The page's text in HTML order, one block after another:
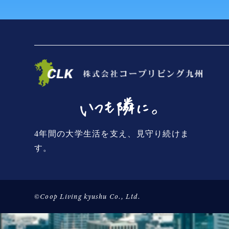
4年間の大学生活を支え、見守り続けま
す。
©Coop Living kyushu Co., Ltd.